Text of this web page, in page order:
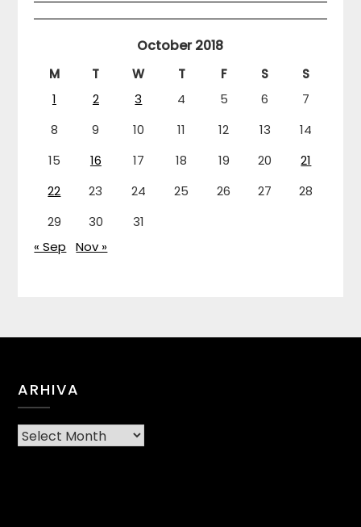
October 2018
M T W T F S
S
1
2 3 4 5 6
7
8
9 10 11 12 13
14
15
16 17 18 19 20
21
22
23 24 25 26 27
28
29
30
31
« Sep
Nov »
ARHIVA
Arhiva